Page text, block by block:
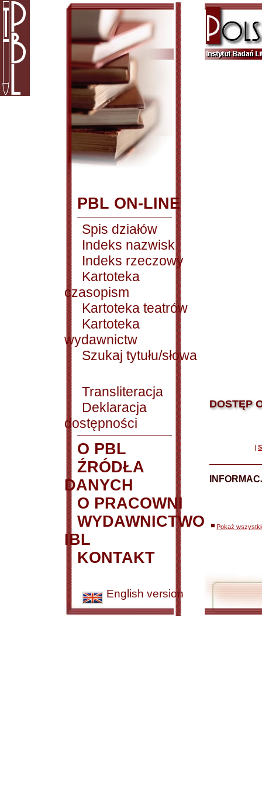
PBL ON-LINE
Spis działów
Indeks nazwisk
Indeks rzeczowy
Kartoteka
czasopism
Kartoteka teatrów
Kartoteka
wydawnictw
Szukaj tytułu/słowa
Transliteracja
Deklaracja
dostępności
O PBL
ŹRÓDŁA
DANYCH
O PRACOWNI
WYDAWNICTWO
IBL
KONTAKT
English version
DOSTĘP
|
Pokaż